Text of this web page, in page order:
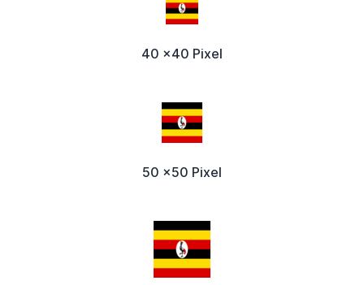
40 x40 Pixel
50 x50 Pixel